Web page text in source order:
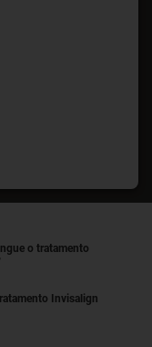
o tratamento
Invisalign